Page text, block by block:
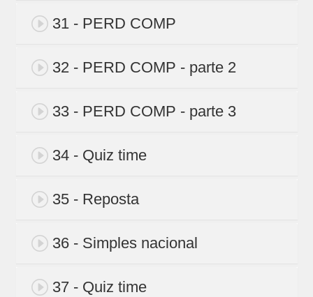
31 - PERD COMP
32 - PERD COMP - parte 2
33 - PERD COMP - parte 3
34 - Quiz time
35 - Reposta
36 - Simples nacional
37 - Quiz time